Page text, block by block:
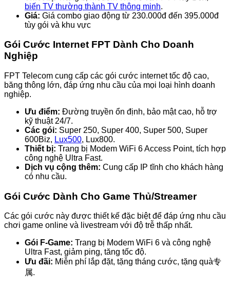
biến TV thường thành TV thông minh.
Giá: Giá combo giao động từ 230.000đ đến 395.000đ
tùy gói và khu vực
Gói Cước Internet FPT Dành Cho Doanh
Nghiệp
FPT Telecom cung cấp các gói cước internet tốc độ cao,
băng thông lớn, đáp ứng nhu cầu của mọi loại hình doanh
nghiệp.
Ưu điểm: Đường truyền ổn định, bảo mật cao, hỗ trợ
kỹ thuật 24/7.
Các gói: Super 250, Super 400, Super 500, Super
600Biz, Lux500, Lux800.
Thiết bị: Trang bị Modem WiFi 6 Access Point, tích hợp
công nghệ Ultra Fast.
Dịch vụ cộng thêm: Cung cấp IP tĩnh cho khách hàng
có nhu cầu.
Gói Cước Dành Cho Game Thủ/Streamer
Các gói cước này được thiết kế đặc biệt để đáp ứng nhu cầu
chơi game online và livestream với độ trễ thấp nhất.
Gói F-Game: Trang bị Modem WiFi 6 và công nghệ
Ultra Fast, giảm ping, tăng tốc độ.
Ưu đãi: Miễn phí lắp đặt, tặng tháng cước, tặng quà专
属.